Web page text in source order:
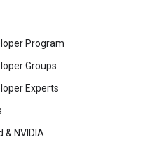
Program
Groups
Experts
& NVIDIA